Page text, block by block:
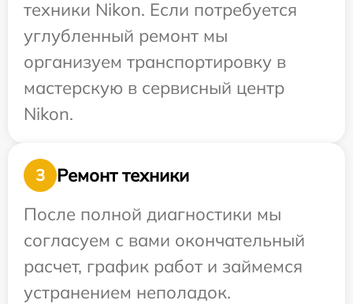
техники Nikon. Если потребуется
углубленный ремонт мы
организуем транспортировку в
мастерскую в сервисный центр
Nikon.
3
Ремонт техники
После полной диагностики мы
согласуем с вами окончательный
расчет, график работ и займемся
устранением неполадок.